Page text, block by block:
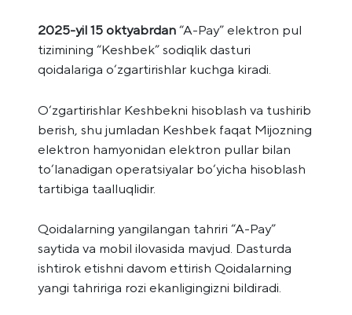
2025-yil 15 oktyabrdan“A-Pay” elektron pul
tizimining “Keshbek” sodiqlik dasturi
qoidalariga o‘zgartirishlar kuchga kiradi.
O‘zgartirishlar Keshbekni hisoblash va tushirib
berish, shu jumladan Keshbek faqat Mijozning
elektron hamyonidan elektron pullar bilan
to‘lanadigan operatsiyalar bo‘yicha hisoblash
tartibiga taalluqlidir.
Qoidalarning yangilangan tahriri “A-Pay”
saytida va mobil ilovasida mavjud. Dasturda
ishtirok etishni davom ettirish Qoidalarning
yangi tahririga rozi ekanligingizni bildiradi.